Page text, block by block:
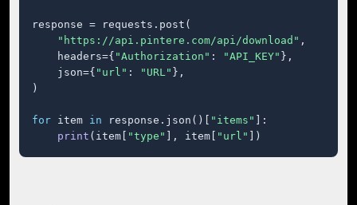
response = requests.post(
"https://api.pintere.com/api/download" ,
    headers={
"Authorization" : "API_KEY" },
    json={
"url" : "URL" },
)
for item in response.json()[ "items"
]:
print (item[ "type" ], item[ "url" ])